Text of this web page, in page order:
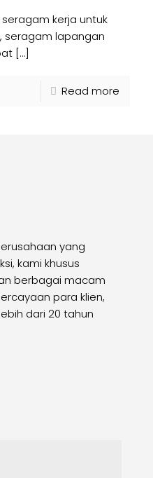
kerja untuk
seragam lapangan
[…]
Read more
yang
kami khusus
berbagai macam
para klien,
dari 20 tahun